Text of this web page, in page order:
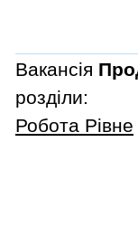
Вакансія
розділи:
Робота Рівне